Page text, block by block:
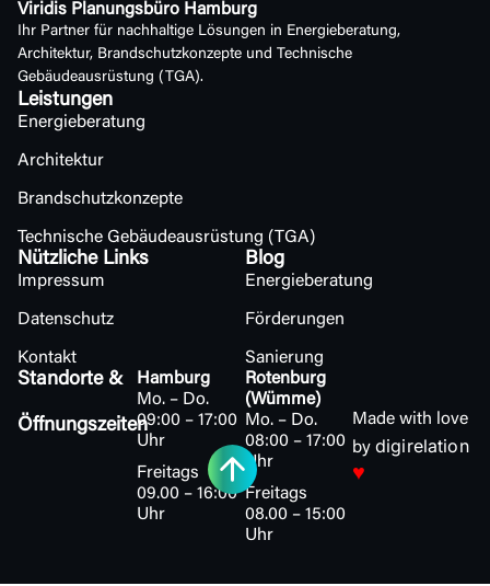
Viridis Planungsbüro Hamburg
Ihr Partner für nachhaltige Lösungen in Energieberatung,
Architektur, Brandschutzkonzepte und Technische
Gebäudeausrüstung (TGA).
Leistungen
Energieberatung
Architektur
Brandschutzkonzepte
Technische Gebäudeausrüstung (TGA)
Nützliche Links
Impressum
Datenschutz
Kontakt
Blog
Energieberatung
Förderungen
Sanierung
Standorte &
Öffnungszeiten
Hamburg
Mo. – Do.
09:00 – 17:00
Uhr
Freitags
09.00 – 16:00
Uhr
Rotenburg
(Wümme)
Mo. – Do.
08:00 – 17:00
Uhr
Freitags
08.00 – 15:00
Uhr
Made with love
by digirelation
♥